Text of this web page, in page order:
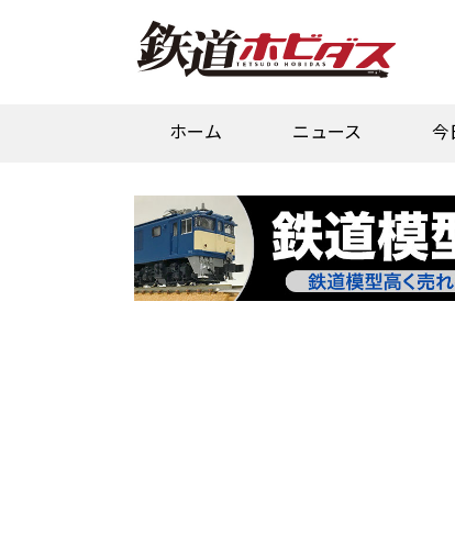
ホーム ニュース 今